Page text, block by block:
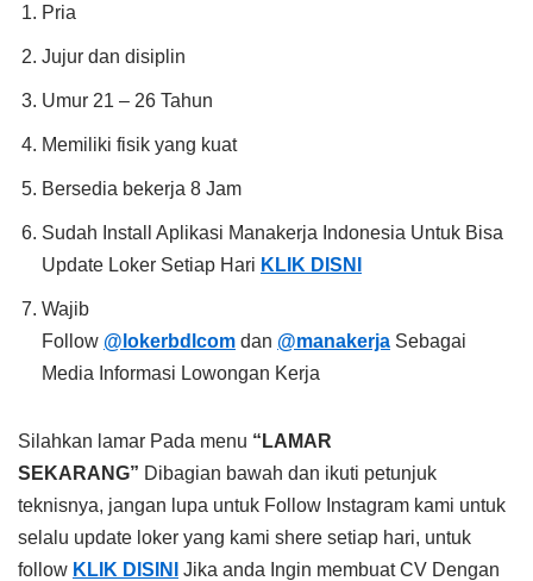
Pria
Jujur dan disiplin
Umur 21 – 26 Tahun
Memiliki fisik yang kuat
Bersedia bekerja 8 Jam
Sudah Install Aplikasi Manakerja Indonesia Untuk Bisa
Update Loker Setiap Hari KLIK DISNI
Wajib
Follow @lokerbdlcom dan @manakerja Sebagai
Media Informasi Lowongan Kerja
Silahkan lamar Pada menu “LAMAR
SEKARANG” Dibagian bawah dan ikuti petunjuk
teknisnya, jangan lupa untuk Follow Instagram kami untuk
selalu update loker yang kami shere setiap hari, untuk
follow KLIK DISINI
Jika anda Ingin membuat CV Dengan